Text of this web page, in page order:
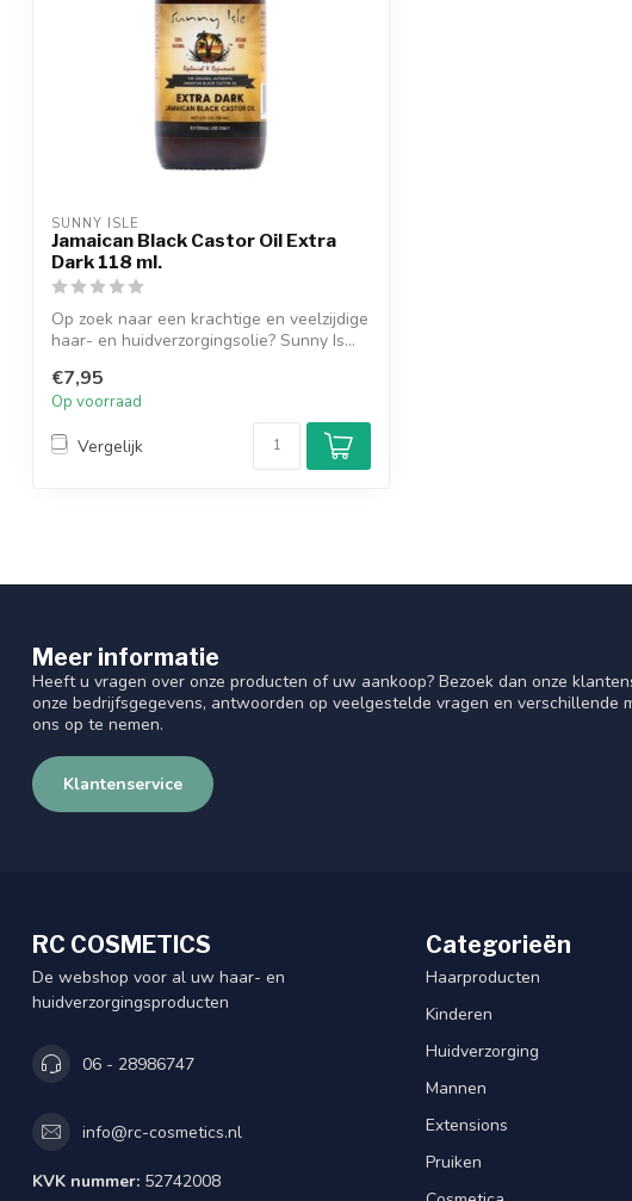
SUNNY ISLE
Jamaican Black Castor Oil Extra
Dark 118 ml.
Op zoek naar een krachtige en veelzijdige
haar- en huidverzorgingsolie? Sunny Is...
€7,95
Op voorraad
Vergelijk
Meer informatie
Heeft u vragen over onze producten of uw aankoop? Bezoek dan onze
onze bedrijfsgegevens, antwoorden op veelgestelde vragen en verschillende
ons op te nemen.
Klantenservice
RC COSMETICS
De webshop voor al uw haar- en
huidverzorgingsproducten
06 - 28986747
info@rc-cosmetics.nl
KVK nummer: 52742008
Categorieën
Haarproducten
Kinderen
Huidverzorging
Mannen
Extensions
Pruiken